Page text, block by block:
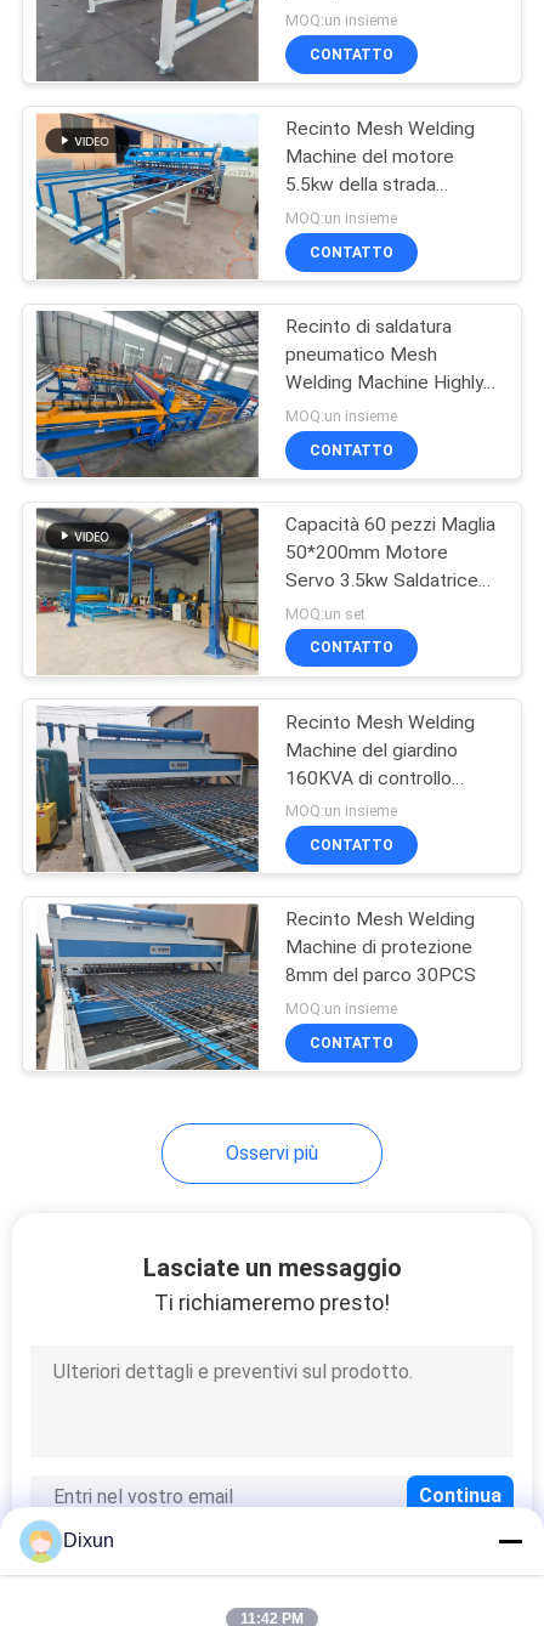
MAPPA
DEL
SITO
PRIVACY
POLICY
5.5kw
MOQ:un insieme
CONTATTO
Recinto Mesh Welding
Machine del motore
5.5kw della strada
principale del diametro di
cavo 3mm
MOQ:un insieme
CONTATTO
Recinto di saldatura
pneumatico Mesh
Welding Machine Highly
Automatic del
servomotore della curva
3d
MOQ:un insieme
CONTATTO
Capacità 60 pezzi Maglia
50*200mm Motore
Servo 3.5kw Saldatrice
per reti metalliche
MOQ:un set
CONTATTO
Recinto Mesh Welding
Machine del giardino
160KVA di controllo
numerico
MOQ:un insieme
CONTATTO
Recinto Mesh Welding
Machine di protezione
8mm del parco 30PCS
MOQ:un insieme
CONTATTO
Osservi più
Lasciate un messaggio
Ti richiameremo presto!
Dixun
11:42 PM